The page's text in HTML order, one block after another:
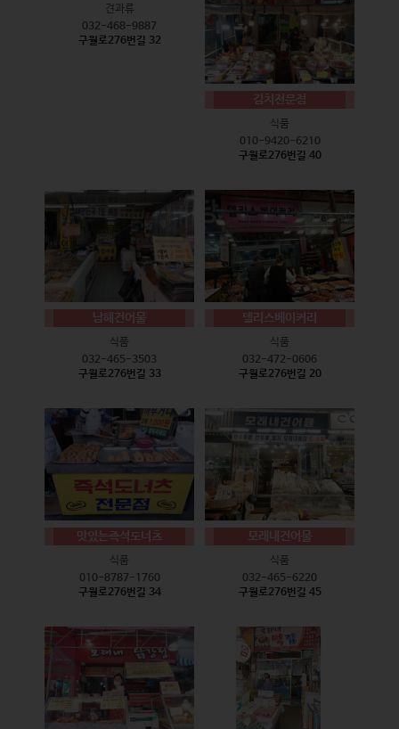
견과류
032-468-9887
구월로276번길 32
김치전문점
식품
010-9420-6210
구월로276번길 40
남해건어물
식품
032-465-3503
구월로276번길 33
델리스베이커리
식품
032-472-0606
구월로276번길 20
맛있는즉석도너츠
식품
010-8787-1760
구월로276번길 34
모래내건어물
식품
032-465-6220
구월로276번길 45